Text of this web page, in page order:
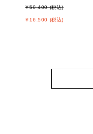
￥59,400 (税込)
￥16,500 (税込)